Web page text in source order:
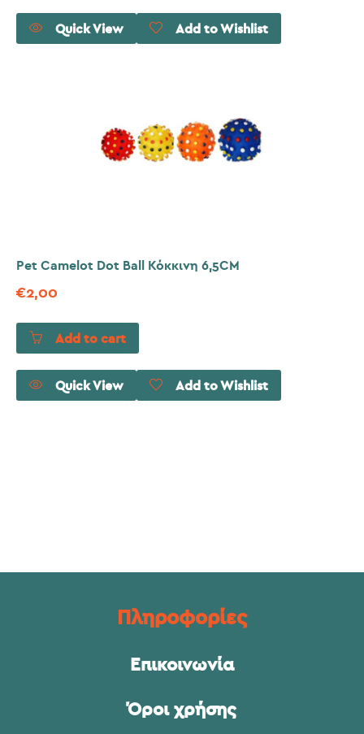
Quick View Add to Wishlist
Pet Camelot Dot Ball Κόκκινη 6,5CM
€2,00
Add to cart
Quick View Add to Wishlist
Πληροφορίες
Επικοινωνία
Όροι χρήσης